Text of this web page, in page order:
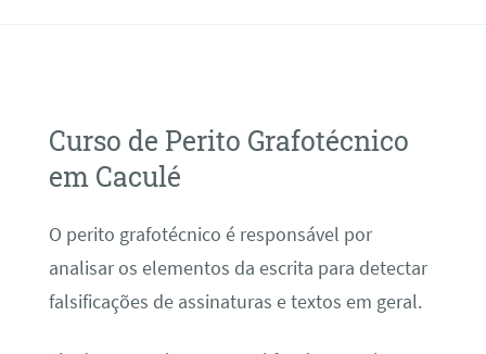
Curso de Perito Grafotécnico
em Caculé
O perito grafotécnico é responsável por
analisar os elementos da escrita para detectar
falsificações de assinaturas e textos em geral.